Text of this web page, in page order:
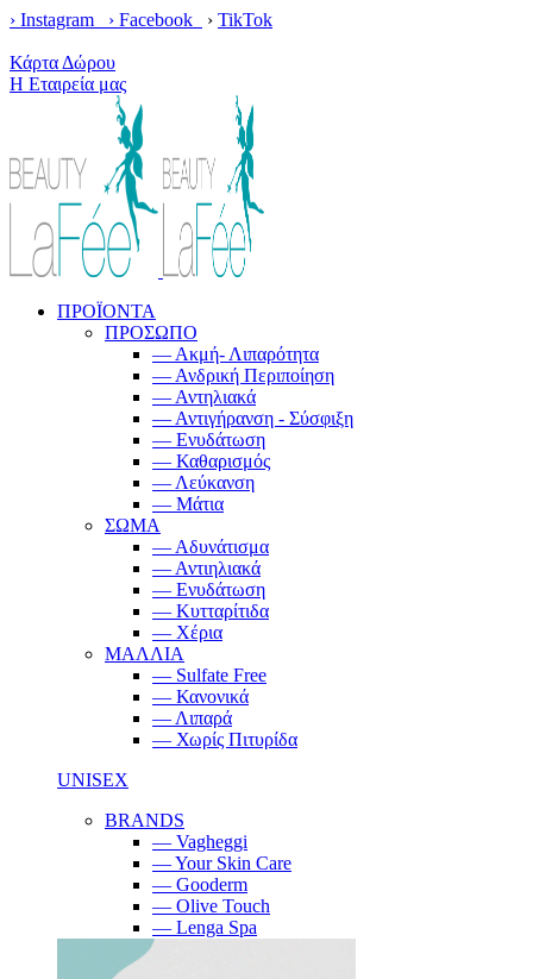
› Instagram › Facebook › TikTok
Κάρτα Δώρου
Η Εταιρεία μας
ΠΡΟΪΟΝΤΑ
ΠΡΟΣΩΠΟ
— Ακμή- Λιπαρότητα
— Ανδρική Περιποίηση
— Αντηλιακά
— Αντιγήρανση - Σύσφιξη
— Ενυδάτωση
— Καθαρισμός
— Λεύκανση
— Μάτια
ΣΩΜΑ
— Αδυνάτισμα
— Αντιηλιακά
— Ενυδάτωση
— Κυτταρίτιδα
— Χέρια
ΜΑΛΛΙΑ
— Sulfate Free
— Κανονικά
— Λιπαρά
— Χωρίς Πιτυρίδα
UNISEX
BRANDS
— Vagheggi
— Your Skin Care
— Gooderm
— Olive Touch
— Lenga Spa